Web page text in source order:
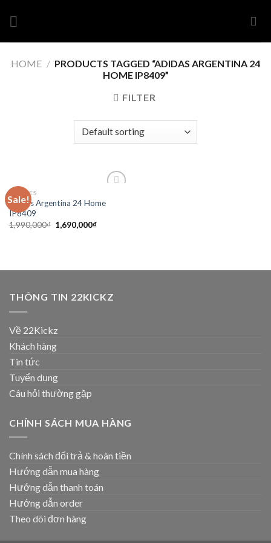
HOME / PRODUCTS TAGGED “ADIDAS ARGENTINA 24
HOME IP8409”
FILTER
Sale!
wishlist
CLOTHES
Adidas Argentina 24 Home
IP8409
1,990,000₫ 1,690,000₫
THÔNG TIN 22KICKZ
Về 22Kickz
Khách hàng
Tin tức
Tuyển dụng
Câu hỏi thường gặp
CHÍNH SÁCH MUA HÀNG
Chính sách đổi trả & hoàn tiền
Hướng dẫn mua hàng
Hướng dẫn thanh toán
Hướng dẫn order
Theo dõi đơn hàng